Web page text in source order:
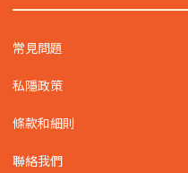
常見問題
私隱政策
條款和細則
聯絡我們